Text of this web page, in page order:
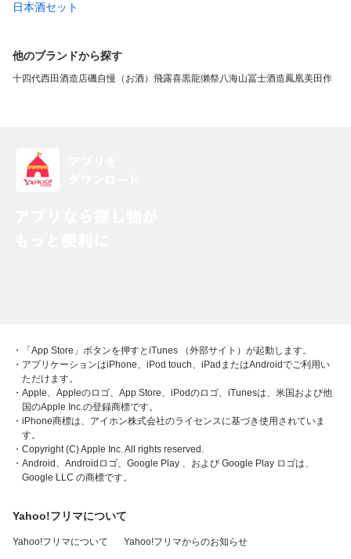
日本酒セット
他のブランドから探す
十四代西田酒造店磯自慢（お酒） 飛露喜黒龍獺祭八海山冨士酒造鳳凰美田作
・「App Store」ボタンを押すとiTunes （外部サイト）が起動します。
・アプリケーションはiPhone、iPod touch、iPadまたはAndroidでご利用い
ただけます。
・Apple、Appleのロゴ、App Store、iPodのロゴ、iTunesは、米国および他
国のApple Inc.の登録商標です。
・iPhone商標は、アイホン株式会社のライセンスに基づき使用されていま
す。
・Copyright (C) Apple Inc. All rights reserved.
・Android、Androidロゴ、Google Play 、および Google Play ロゴは、
Google LLC の商標です。
Yahoo!フリマについて
Yahoo!フリマについて Yahoo!フリマからのお知らせ